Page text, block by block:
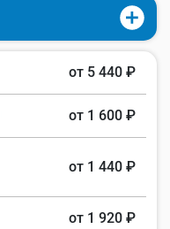
от 5 440 ₽
от 1 600 ₽
от 1 440 ₽
от 1 920 ₽